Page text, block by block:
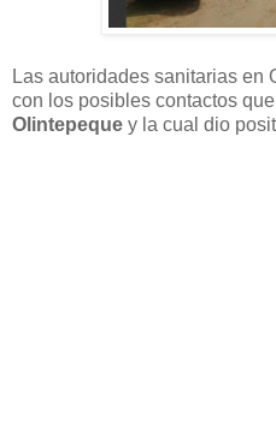
Las autoridades sanitarias en
con los posibles contactos
Olintepeque y la cual dio